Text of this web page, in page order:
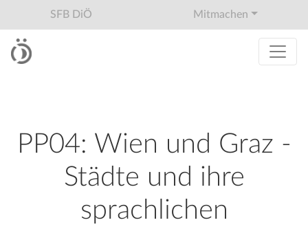
SFB DiÖ Mitmachen
PP04: Wien und Graz -
Städte und ihre
sprachlichen